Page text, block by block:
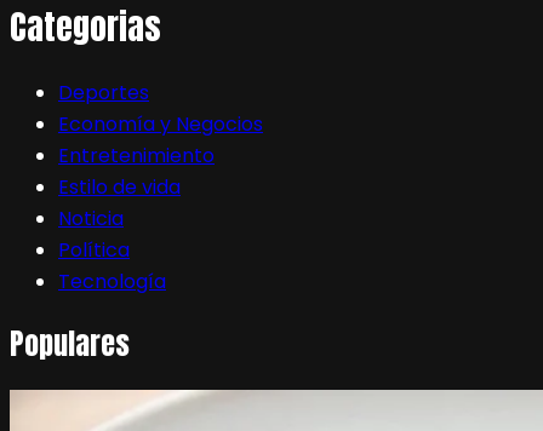
Categorias
Deportes
Economía y Negocios
Entretenimiento
Estilo de vida
Noticia
Política
Tecnología
Populares